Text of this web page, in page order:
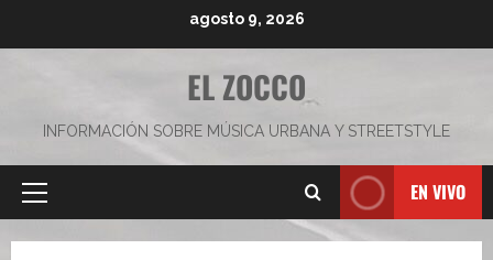
agosto 9, 2026
EL ZOCCO
INFORMACIÓN SOBRE MÚSICA URBANA Y STREETSTYLE
Menú
EN VIVO